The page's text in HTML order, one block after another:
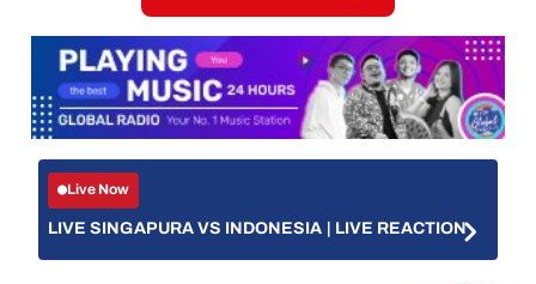
Live Now
LIVE SINGAPURA VS INDONESIA | LIVE REACTION